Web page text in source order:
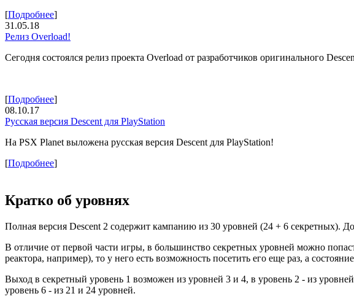
[Подробнее]
31.05.18
Релиз Overload!
Сегодня состоялся релиз проекта Overload от разработчиков оригинального
[Подробнее]
08.10.17
Русская версия Descent для PlayStation
На PSX Planet выложена русская версия Descent для PlayStation!
[Подробнее]
Кратко об уровнях
Полная версия Descent 2 содержит кампанию из 30 уровней (24 + 6 секретных).
В отличие от первой части игры, в большинство секретных уровней можно
реактора, например), то у него есть возможность посетить его еще раз, а
Выход в секретный уровень 1 возможен из уровней 3 и 4, в уровень 2 - из
уровень 6 - из 21 и 24 уровней.